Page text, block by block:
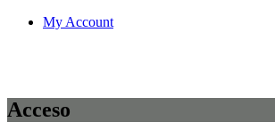
My Account
Acceso